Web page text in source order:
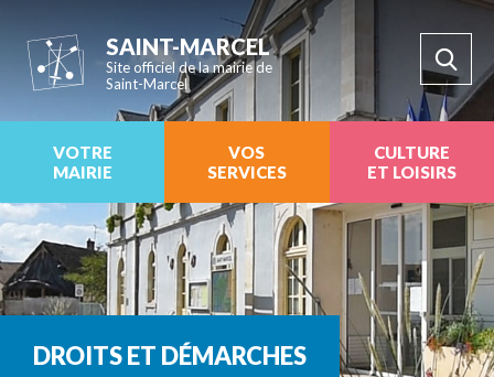
SAINT-MARCEL
Site officiel de la mairie de
Saint-Marcel
VOTRE
MAIRIE
VOS
SERVICES
CULTURE
ET LOISIRS
DROITS ET DÉMARCHES